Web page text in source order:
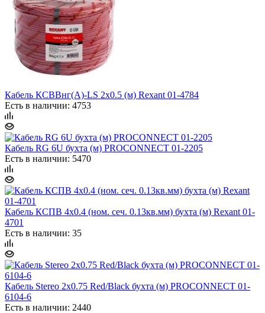
Кабель КСВВнг(А)-LS 2х0.5 (м) Rexant 01-4784
Есть в наличии: 4753
Кабель RG 6U бухта (м) PROCONNECT 01-2205
Есть в наличии: 5470
Кабель КСПВ 4х0.4 (ном. сеч. 0.13кв.мм) бухта (м) Rexant 01-
4701
Есть в наличии: 35
Кабель Stereo 2х0.75 Red/Black бухта (м) PROCONNECT 01-
6104-6
Есть в наличии: 2440